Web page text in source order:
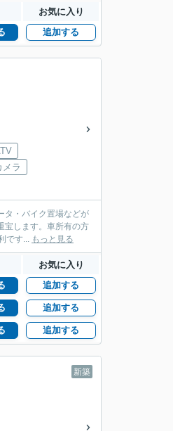
お気に入り
追加する
メラ
タ・バイク置場などが
宝します。車所有の方
です... もっと見る
お気に入り
追加する
追加する
追加する
新築